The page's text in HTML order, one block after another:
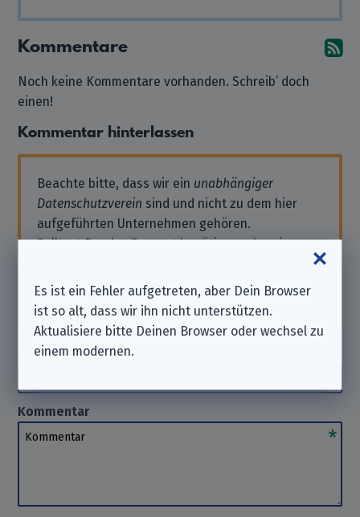
Kommentare
Noch keine Kommentare vorhanden. Schreib’ doch
einen!
Kommentar hinterlassen
Beachte bitte, dass wir ein unabhängiger
Datenschutzverein sind und nicht zu dem hier
aufgeführten Unternehmen gehören.
Solltest Du also Support benötigen oder eine
an das Unternehmen. Wir können Dir hierbei
nicht
helfen. Danke für Dein Verständnis.
Autor_in (optional)
Kommentar
Kommentar
Es ist ein Fehler aufgetreten, aber Dein Browser
ist so alt, dass wir ihn nicht unterstützen.
Aktualisiere bitte Deinen Browser oder wechsel zu
einem modernen.